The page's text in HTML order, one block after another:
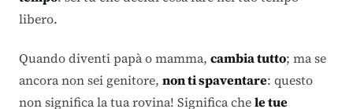
libero.
Quando diventi papà o mamma, cambia tutto; ma se
ancora non sei genitore, non ti spaventare: questo
non significa la tua rovina! Significa chele tue